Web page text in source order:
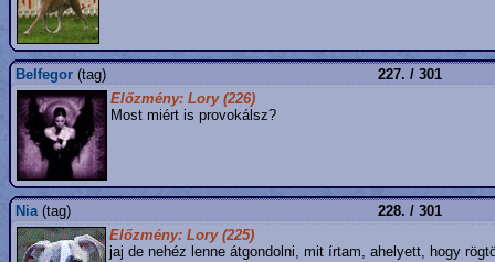
Belfegor (tag)
227. / 301
Előzmény: Lory (226)
Most miért is provokálsz?
Nia(tag)
228. / 301
Előzmény: Lory (225)
jaj de nehéz lenne átgondolni, mit írtam, ahelyett, hogy